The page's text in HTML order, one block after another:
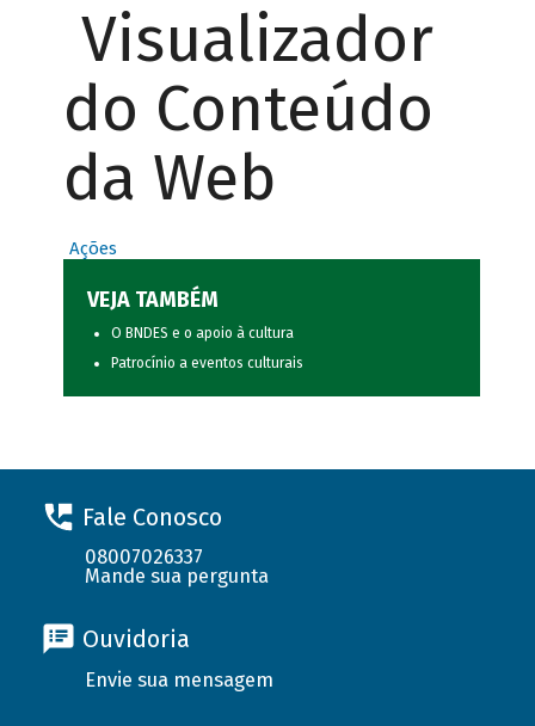
Visualizador
do Conteúdo
da Web
Ações
VEJA TAMBÉM
O BNDES e o apoio à cultura
Patrocínio a eventos culturais
Fale Conosco
08007026337
Mande sua pergunta
Ouvidoria
Envie sua mensagem